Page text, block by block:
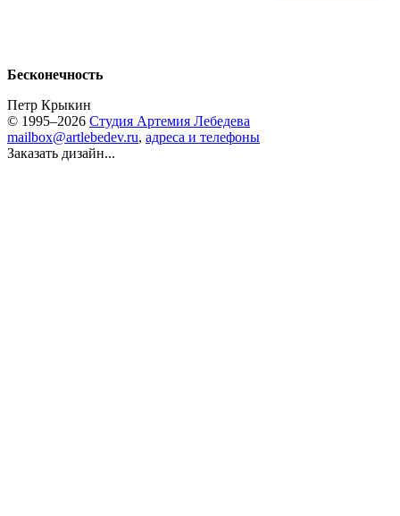
Бесконечность
Петр Крыкин
© 1995–2026 Студия Артемия Лебедева
mailbox@artlebedev.ru, адреса и телефоны
Заказать дизайн...